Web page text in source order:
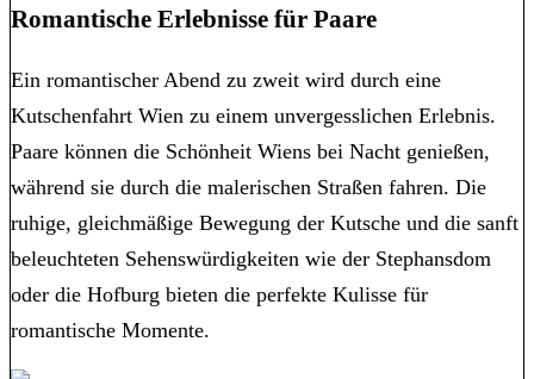
Romantische Erlebnisse für Paare
Ein romantischer Abend zu zweit wird durch eine
Kutschenfahrt Wien zu einem unvergesslichen Erlebnis.
Paare können die Schönheit Wiens bei Nacht genießen,
während sie durch die malerischen Straßen fahren. Die
ruhige, gleichmäßige Bewegung der Kutsche und die sanft
beleuchteten Sehenswürdigkeiten wie der Stephansdom
oder die Hofburg bieten die perfekte Kulisse für
romantische Momente.